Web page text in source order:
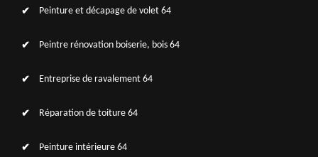
Peinture et décapage de volet 64
Peintre rénovation boiserie, bois 64
Entreprise de ravalement 64
Réparation de toiture 64
Peinture intérieure 64